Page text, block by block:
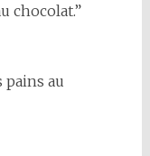
chocolat.”
pains au